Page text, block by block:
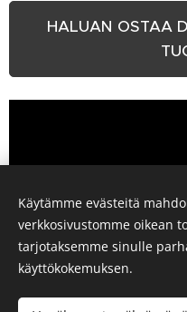
HALUAN OSTAA
Käytämme evästeitä
verkkosivustomme oikean
tarjotaksemme sinulle
käyttökokemuksen.